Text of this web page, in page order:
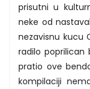
prisutni u
neke od
nezavisnu kucu
radilo poprilican
pratio ove
kompilaciji